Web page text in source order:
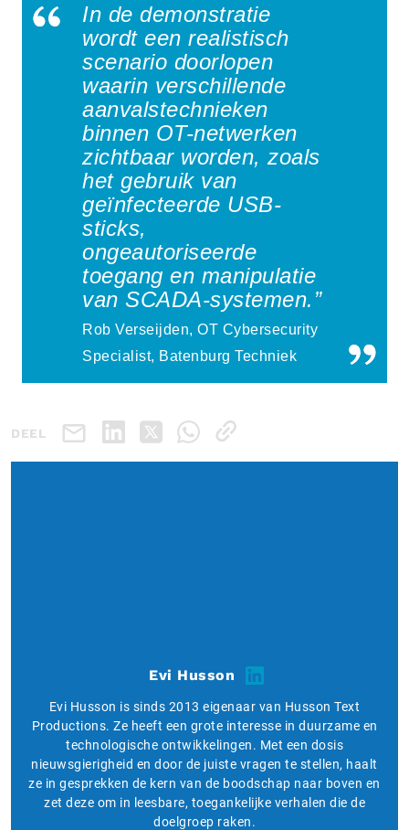
In de demonstratie
wordt een realistisch
scenario doorlopen
waarin verschillende
aanvalstechnieken
binnen OT-netwerken
zichtbaar worden, zoals
het gebruik van
geïnfecteerde USB-
sticks,
ongeautoriseerde
toegang en manipulatie
van SCADA-systemen.”
Rob Verseijden, OT Cybersecurity
Specialist, Batenburg Techniek
DEEL
Evi Husson
Evi Husson is sinds 2013 eigenaar van Husson Text
Productions. Ze heeft een grote interesse in duurzame en
technologische ontwikkelingen. Met een dosis
nieuwsgierigheid en door de juiste vragen te stellen, haalt
ze in gesprekken de kern van de boodschap naar boven en
zet deze om in leesbare, toegankelijke verhalen die de
doelgroep raken.